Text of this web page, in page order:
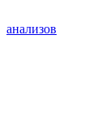
анализов